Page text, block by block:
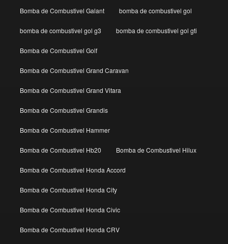
Bomba de Combustivel Galant bomba de combustivel gol
bomba de combustivel gol g3 bomba de combustivel gol gti
Bomba de Combustivel Golf
Bomba de Combustivel Grand Caravan
Bomba de Combustivel Grand Vitara
Bomba de Combustivel Grandis
Bomba de Combustivel Hammer
Bomba de Combustivel Hb20 Bomba de Combustivel Hilux
Bomba de Combustivel Honda Accord
Bomba de Combustivel Honda City
Bomba de Combustivel Honda Civic
Bomba de Combustivel Honda CRV